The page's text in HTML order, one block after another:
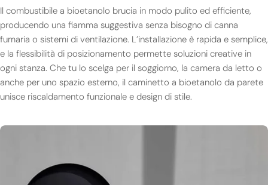
Il combustibile a bioetanolo brucia in modo pulito ed efficiente,
producendo una fiamma suggestiva senza bisogno di canna
fumaria o sistemi di ventilazione. L’installazione è rapida e semplice,
e la flessibilità di posizionamento permette soluzioni creative in
ogni stanza. Che tu lo scelga per il soggiorno, la camera da letto o
anche per uno spazio esterno, il caminetto a bioetanolo da parete
unisce riscaldamento funzionale e design di stile.